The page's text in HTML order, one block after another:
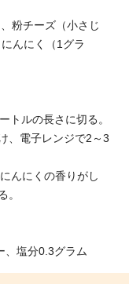
粉チーズ（小さじ
んにく（1グラ
ルの長さに切る。
、電子レンジで2～3
んにくの香りがし
。
、塩分0.3グラム